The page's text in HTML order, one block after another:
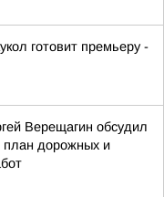
готовит премьеру -
Верещагин обсудил
план дорожных и